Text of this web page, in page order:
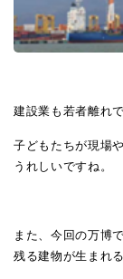
建設業も若者離れ
子どもたちが現場
うれしいですね。
また、今回の万博
残る建物が生まれ